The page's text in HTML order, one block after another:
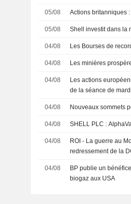
05/08 Actions britanniques
05/08 Shell investit dans la
04/08 Les Bourses de
04/08 Les minières
04/08
Les actions
de la séance de mardi
04/08 Nouveaux sommets
04/08 SHELL
04/08
ROI - La guerre au
redressement de la
04/08
BP publie un
biogaz aux USA